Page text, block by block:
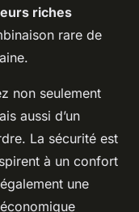
riches
rare de
non seulement
aussi d’un
La sécurité est
à un confort
une